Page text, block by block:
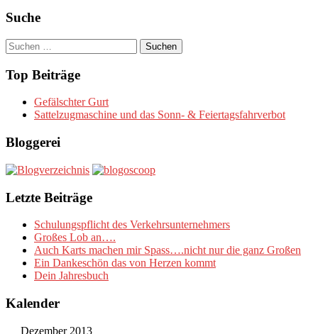
Suche
Suchen
nach:
Top Beiträge
Gefälschter Gurt
Sattelzugmaschine und das Sonn- & Feiertagsfahrverbot
Bloggerei
Letzte Beiträge
Schulungspflicht des Verkehrsunternehmers
Großes Lob an….
Auch Karts machen mir Spass….nicht nur die ganz Großen
Ein Dankeschön das von Herzen kommt
Dein Jahresbuch
Kalender
Dezember 2013